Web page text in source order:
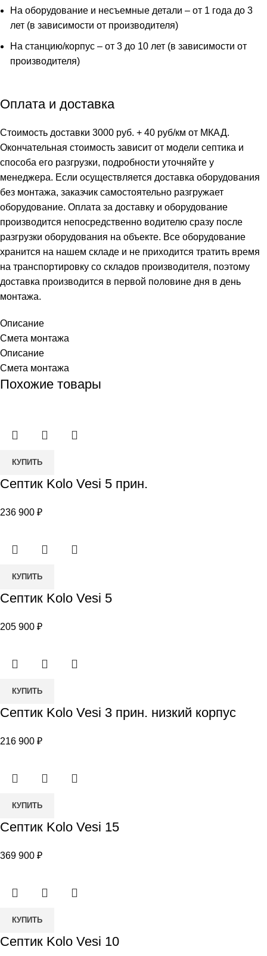
На оборудование и несъемные детали – от 1 года до 3
лет (в зависимости от производителя)
На станцию/корпус – от 3 до 10 лет (в зависимости от
производителя)
Оплата и доставка
Стоимость доставки 3000 руб. + 40 руб/км от МКАД.
Окончательная стоимость зависит от модели септика и
способа его разгрузки, подробности уточняйте у
менеджера. Если осуществляется доставка оборудования
без монтажа, заказчик самостоятельно разгружает
оборудование. Оплата за доставку и оборудование
производится непосредственно водителю сразу после
разгрузки оборудования на объекте. Все оборудование
хранится на нашем складе и не приходится тратить время
на транспортировку со складов производителя, поэтому
доставка производится в первой половине дня в день
монтажа.
Описание
Смета монтажа
Описание
Смета монтажа
Похожие товары
Количество
Септик
Vesi
прин.
КУПИТЬ
Септик Kolo Vesi 5 прин.
236 900 ₽
Количество
Септик
Vesi
КУПИТЬ
Септик Kolo Vesi 5
205 900 ₽
Количество
Септик
Vesi
прин.
корпус
КУПИТЬ
Септик Kolo Vesi 3 прин. низкий корпус
216 900 ₽
Количество
Септик
Vesi
КУПИТЬ
Септик Kolo Vesi 15
369 900 ₽
Количество
Септик
КУПИТЬ
Септик Kolo Vesi 10